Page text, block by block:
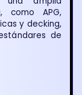
como APG,
y decking,
de